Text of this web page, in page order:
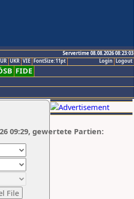
Servertime 08.08.2026 08:23:03
Logout
Login
UKR VIE FontSize:11pt
FIDE
09:29, gewertete Partien: